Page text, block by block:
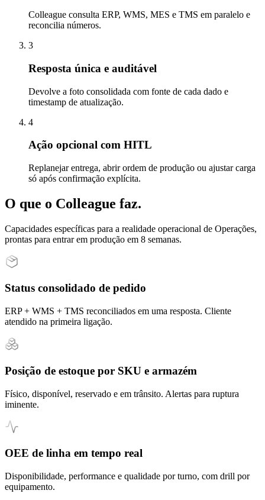
Colleague consulta ERP, WMS, MES e TMS em paralelo e
reconcilia números.
3
Resposta única e auditável
Devolve a foto consolidada com fonte de cada dado e
timestamp de atualização.
4
Ação opcional com HITL
Replanejar entrega, abrir ordem de produção ou ajustar carga
só após confirmação explícita.
O que o Colleague faz.
Capacidades específicas para a realidade operacional de Operações,
prontas para entrar em produção em 8 semanas.
Status consolidado de pedido
ERP + WMS + TMS reconciliados em uma resposta. Cliente
atendido na primeira ligação.
Posição de estoque por SKU e armazém
Físico, disponível, reservado e em trânsito. Alertas para ruptura
iminente.
OEE de linha em tempo real
Disponibilidade, performance e qualidade por turno, com drill por
equipamento.